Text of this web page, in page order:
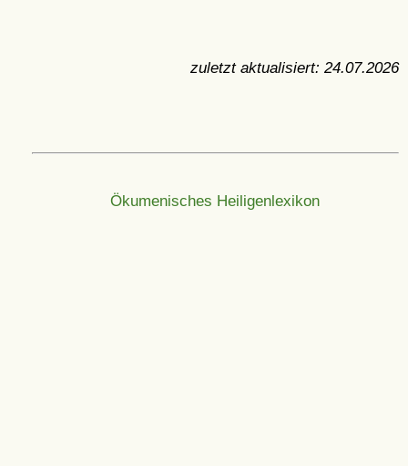
zuletzt aktualisiert: 24.07.2026
Ökumenisches Heiligenlexikon